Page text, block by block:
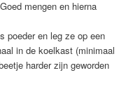
mengen en hierna
poeder en leg ze op een
in de koelkast (minimaal
harder zijn geworden